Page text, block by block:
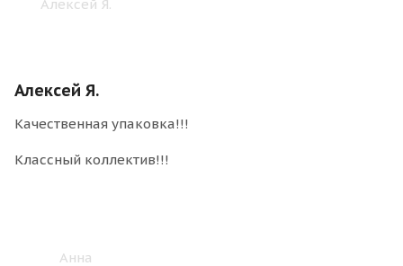
Алексей Я.
Качественная упаковка!!!
Классный коллектив!!!